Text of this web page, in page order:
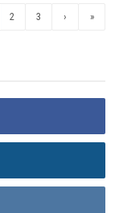
2 3 › »